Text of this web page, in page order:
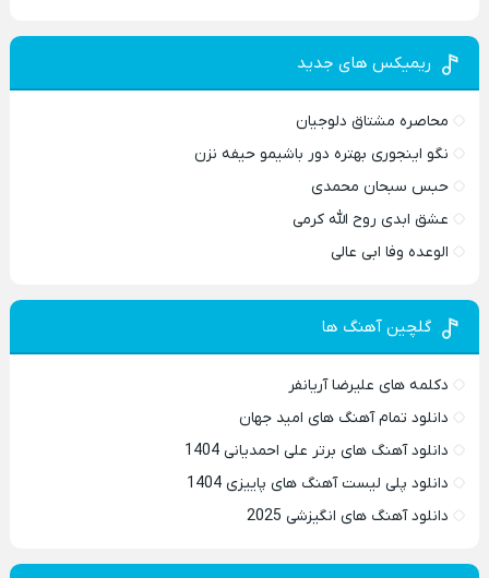
ریمیکس های جدید
محاصره مشتاق دلوجیان
نگو اینجوری بهتره دور باشیمو حیفه نزن
حبس سبحان محمدی
عشق ابدی روح الله کرمی
الوعده وفا ابی عالی
گلچین آهنگ ها
دکلمه های علیرضا آریانفر
دانلود تمام آهنگ های امید جهان
دانلود آهنگ های برتر علی احمدیانی 1404
دانلود پلی لیست آهنگ های پاییزی 1404
دانلود آهنگ های انگیزشی 2025